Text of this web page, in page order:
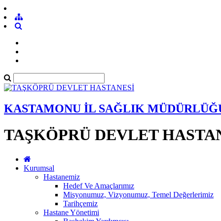
KASTAMONU İL SAĞLIK
TAŞKÖPRÜ DEVLET
Kurumsal
Hastanemiz
Hedef Ve Amaçlarımız
Misyonumuz, Vizyonumuz, Temel Değerlerimiz
Tarihçemiz
Hastane Yönetimi